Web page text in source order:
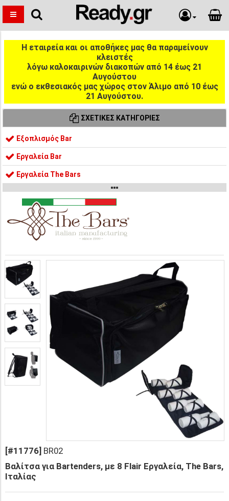
Η εταιρεία και οι αποθήκες μας θα παραμείνουν
κλειστές
λόγω καλοκαιρινών διακοπών από 14 έως 21
Αυγούστου
ενώ ο εκθεσιακός μας χώρος στον Άλιμο από 10 έως
21 Αυγούστου.
ΣΧΕΤΙΚΈΣ ΚΑΤΗΓΟΡΊΕΣ
Εξοπλισμός Bar
Εργαλεία Bar
Εργαλεία The Bars
[#11776] BR02
Βαλίτσα για Bartenders, με 8 Flair Εργαλεία, The Bars,
Ιταλίας